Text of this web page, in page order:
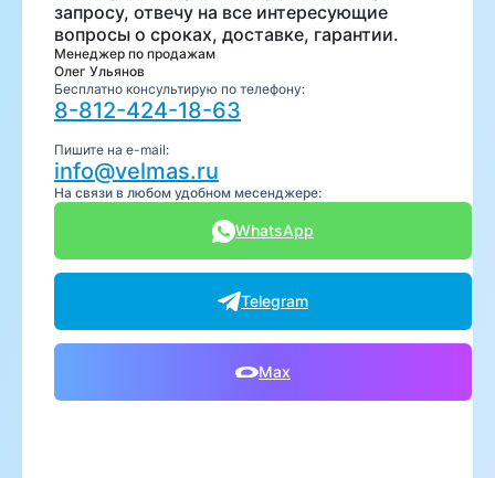
запросу, отвечу на все интересующие
вопросы о сроках, доставке, гарантии.
Менеджер по продажам
Олег Ульянов
Бесплатно консультирую по телефону:
8-812-424-18-63
Пишите на e-mail:
info@velmas.ru
На связи в любом удобном месенджере:
WhatsApp
Telegram
Max